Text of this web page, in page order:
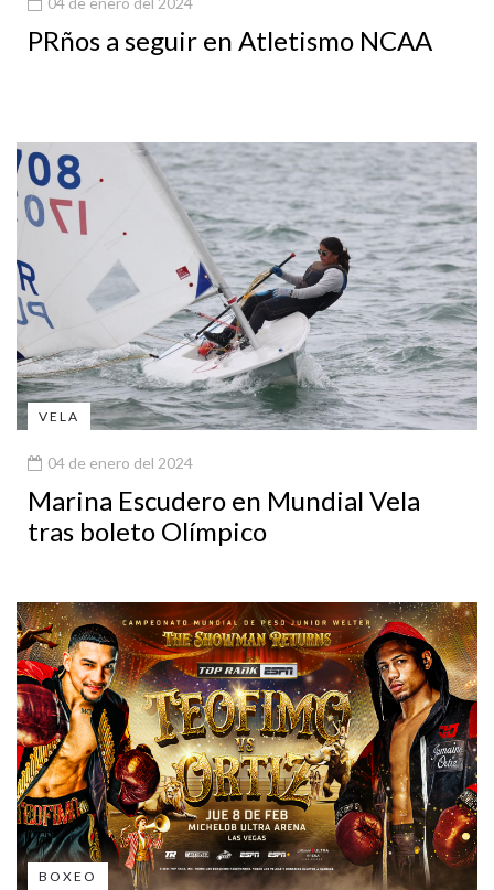
PRños a seguir en Atletismo NCAA
VELA
04 de enero del 2024
Marina Escudero en Mundial Vela
tras boleto Olímpico
BOXEO